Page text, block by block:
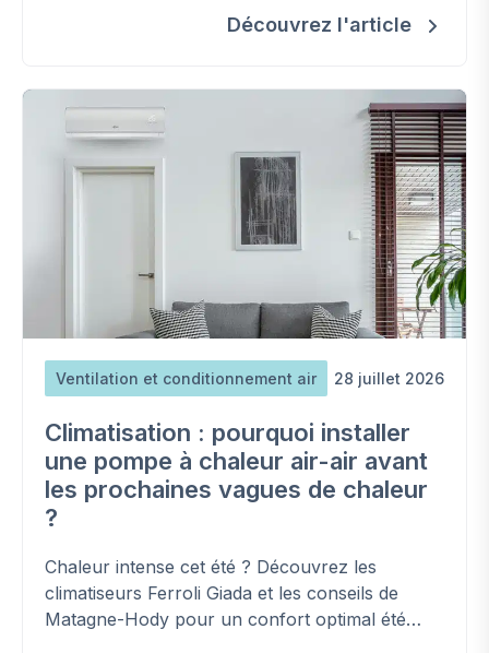
besoins en climatisation et préserver la
Découvrez l'article
Ventilation et conditionnement air 28 juillet 2026
Climatisation : pourquoi installer
une pompe à chaleur air-air avant
les prochaines vagues de chaleur
?
Chaleur intense cet été ? Découvrez les
climatiseurs Ferroli Giada et les conseils de
Matagne-Hody pour un confort optimal été